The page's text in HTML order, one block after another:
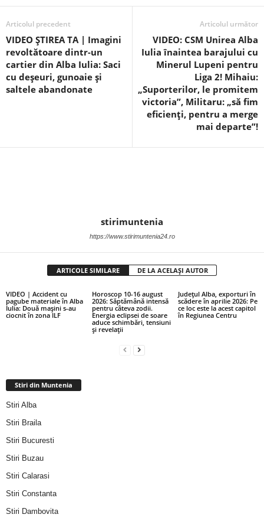
Articolul precedent
VIDEO ȘTIREA TA | Imagini
revoltătoare dintr-un
cartier din Alba Iulia: Saci
cu deșeuri, gunoaie și
saltele abandonate
Articolul următor
VIDEO: CSM Unirea Alba
Iulia înaintea barajului cu
Minerul Lupeni pentru
Liga 2! Mihaiu:
„Suporterilor, le promitem
victoria”, Militaru: „să fim
eficienți, pentru a merge
mai departe”!
stirimuntenia
https://www.stirimuntenia24.ro
ARTICOLE SIMILARE DE LA ACELAȘI AUTOR
VIDEO | Accident cu
pagube materiale în Alba
Iulia: Două mașini s-au
ciocnit în zona ILF
Horoscop 10-16 august
2026: Săptămână intensă
pentru câteva zodii.
Energia eclipsei de soare
aduce schimbări, tensiuni
și revelații
Județul Alba, exporturi în
scădere în aprilie 2026: Pe
ce loc este la acest capitol
în Regiunea Centru
Stiri din Muntenia
Stiri Alba
Stiri Braila
Stiri Bucuresti
Stiri Buzau
Stiri Calarasi
Stiri Constanta
Stiri Dambovita